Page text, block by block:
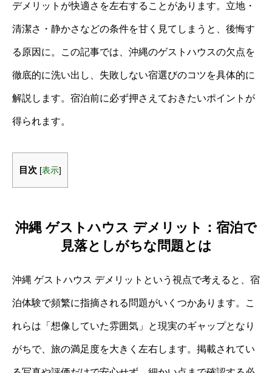
デメリットが快適さを左右することがあります。立地・
清潔さ・静かさなどの条件を甘く見てしまうと、後悔す
る原因に。この記事では、沖縄のゲストハウスの欠点を
徹底的に洗い出し、失敗しない宿選びのコツを具体的に
解説します。宿泊前に必ず押さえておきたいポイントが
得られます。
目次 [表示]
沖縄 ゲストハウス デメリット：宿泊で
見落としがちな問題とは
沖縄 ゲストハウス デメリットという視点で考えると、宿
泊体験で頻繁に指摘される問題がいくつかあります。こ
れらは「想像していた雰囲気」と現実のギャップとなり
がちで、旅の満足度を大きく左右します。掲載されてい